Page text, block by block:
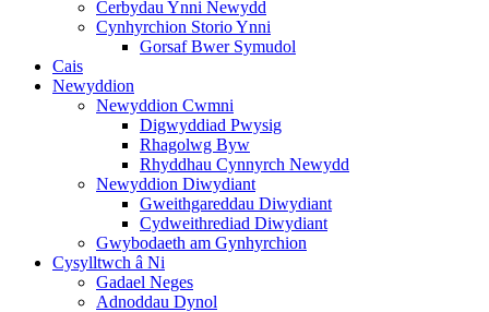
Cerbydau Ynni Newydd
Cynhyrchion Storio Ynni
Gorsaf Bwer Symudol
Cais
Newyddion
Newyddion Cwmni
Digwyddiad Pwysig
Rhagolwg Byw
Rhyddhau Cynnyrch Newydd
Newyddion Diwydiant
Gweithgareddau Diwydiant
Cydweithrediad Diwydiant
Gwybodaeth am Gynhyrchion
Cysylltwch â Ni
Gadael Neges
Adnoddau Dynol